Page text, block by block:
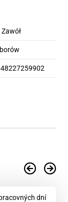
dní